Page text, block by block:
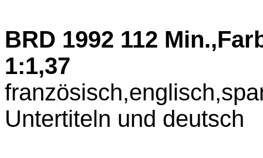
BRD 1992 112
1:1,37
Untertiteln und deutsch